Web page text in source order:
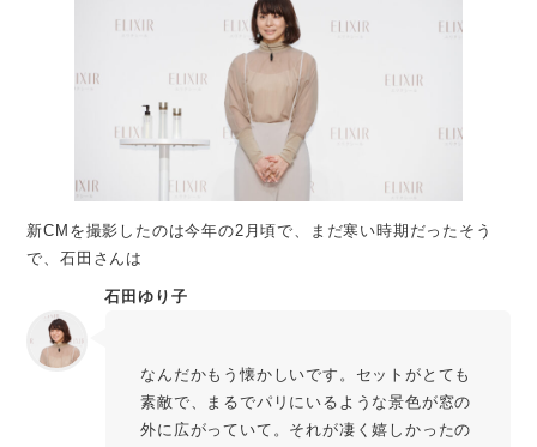
新CMを撮影したのは今年の2月頃で、まだ寒い時期だったそう
で、石田さんは
石田ゆり子
なんだかもう懐かしいです。セットがとても
素敵で、まるでパリにいるような景色が窓の
外に広がっていて。それが凄く嬉しかったの